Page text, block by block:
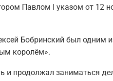
Павлом I указом от 12
Бобринский был одним
королём».
и продолжал заниматься